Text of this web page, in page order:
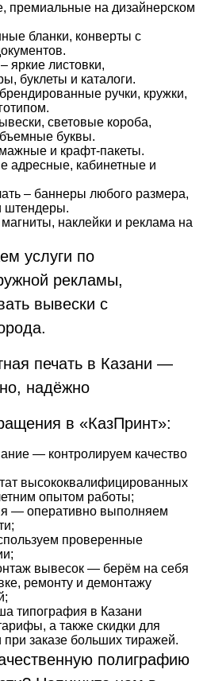
премиальные на дизайнерском
бланки, конверты с
яркие листовки,
буклеты и каталоги.
ручки, кружки,
световые короба,
буквы.
и крафт-пакеты.
адресные, кабинетные и
– баннеры любого размера,
штендеры.
наклейки и реклама на
услуги по
рекламы,
вывески с
печать в Казани —
надёжно
в «КазПринт»:
— контролируем качество
высококвалифицированных
опытом работы;
— оперативно выполняем
проверенные
вывесок — берём на себя
ремонту и демонтажу
типография в Казани
а также скидки для
при заказе больших тиражей.
полиграфию